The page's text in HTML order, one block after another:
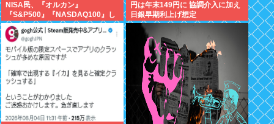
NISA民、『オルカン』
『S&P500』『NASDAQ100』し
か買わない
円は年末149円に 協調介入に加え
日銀早期利上げ想定